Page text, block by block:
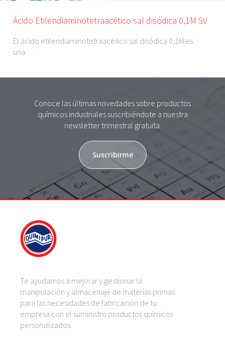
Ácido Etilendiaminotetraacético sal disódica 0,1M SV
El ácido etilendiaminotetraacético sal disódica 0,1M es
una…
Conoce las últimas novedades sobre productos
químicos industriales suscribiéndote a nuestra
newsletter trimestral gratuita.
Suscribirme
Te ayudamos a mejorar y gestionar la
manipulación y almacenaje de materias primas
para las necesidades de fabricación de tu
empresa con el suministro productos químicos
personalizados.